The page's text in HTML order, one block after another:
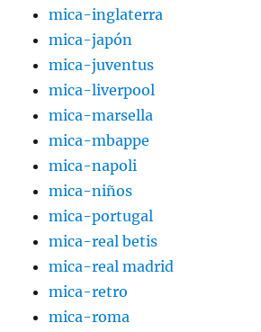
mica-inglaterra
mica-japón
mica-juventus
mica-liverpool
mica-marsella
mica-mbappe
mica-napoli
mica-niños
mica-portugal
mica-real betis
mica-real madrid
mica-retro
mica-roma